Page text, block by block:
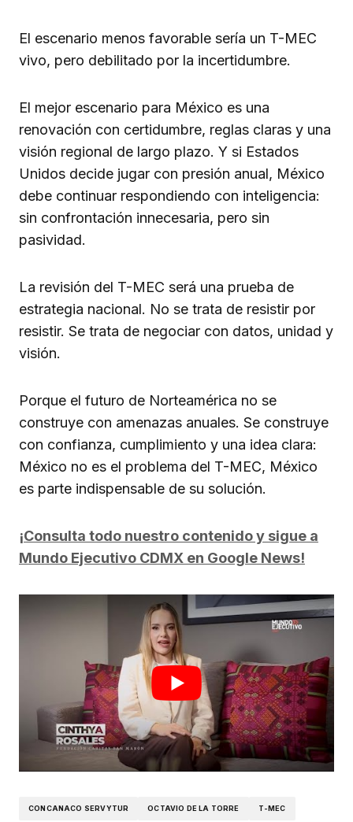
El escenario menos favorable sería un T-MEC
vivo, pero debilitado por la incertidumbre.
El mejor escenario para México es una
renovación con certidumbre, reglas claras y una
visión regional de largo plazo. Y si Estados
Unidos decide jugar con presión anual, México
debe continuar respondiendo con inteligencia:
sin confrontación innecesaria, pero sin
pasividad.
La revisión del T-MEC será una prueba de
estrategia nacional. No se trata de resistir por
resistir. Se trata de negociar con datos, unidad y
visión.
Porque el futuro de Norteamérica no se
construye con amenazas anuales. Se construye
con confianza, cumplimiento y una idea clara:
México no es el problema del T-MEC, México
es parte indispensable de su solución.
¡Consulta todo nuestro contenido y sigue a
Mundo Ejecutivo CDMX en Google News!
CONCANACO SERVYTUR OCTAVIO DE LA TORRE T-MEC